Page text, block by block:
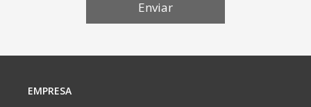
EMPRESA